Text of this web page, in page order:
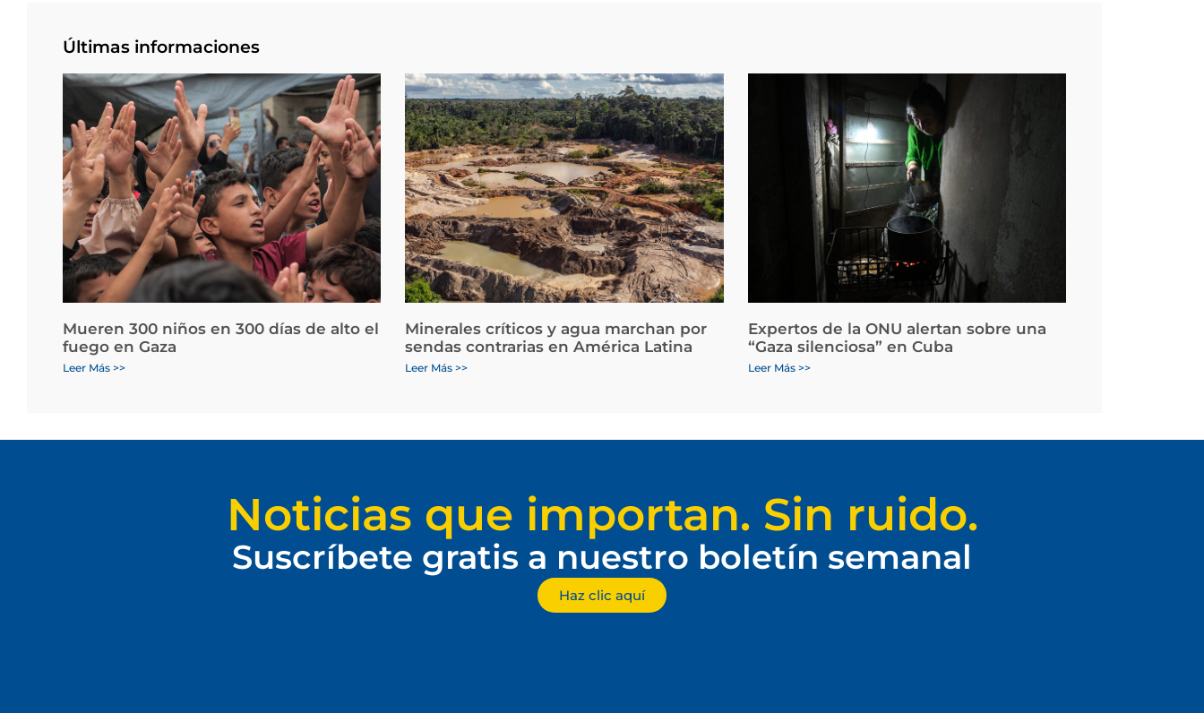
Últimas informaciones
Mueren 300 niños en 300 días de alto el
fuego en Gaza
Leer Más >>
Minerales críticos y agua marchan por
sendas contrarias en América Latina
Leer Más >>
Expertos de la ONU alertan sobre una
“Gaza silenciosa” en Cuba
Leer Más >>
Noticias que importan. Sin ruido.
Suscríbete gratis a nuestro boletín semanal
Haz clic aquí